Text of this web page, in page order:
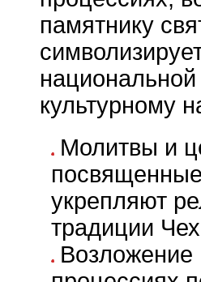
памятнику
культурному
Молитвы и
укрепляют
традиции
Возложение